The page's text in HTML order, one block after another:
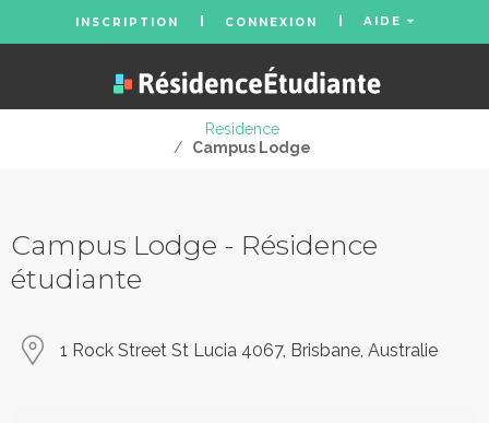
INSCRIPTION CONNEXION AIDE
Residence
/
Campus Lodge
Campus Lodge - Résidence
étudiante
1 Rock Street St Lucia 4067, Brisbane, Australie